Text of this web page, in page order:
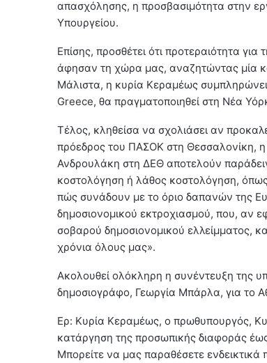
απασχόλησης, η προσβασιμότητα στην
Υπουργείου.
Επίσης, προσθέτει ότι προτεραιότητα
άφησαν τη χώρα μας, αναζητώντας μία
Μάλιστα, η κυρία Κεραμέως
Greece, θα πραγματοποιηθεί στη Νέα
Τέλος, κληθείσα να σχολιάσει αν
πρόεδρος του ΠΑΣΟΚ στη Θεσσαλονίκη,
Ανδρουλάκη στη ΔΕΘ αποτελούν
κοστολόγηση ή λάθος κοστολόγηση,
πώς συνάδουν με το όριο δαπανών της
δημοσιονομικού εκτροχιασμού, που, αν
σοβαρού δημοσιονομικού ελλείμματος,
χρόνια όλους μας».
Ακολουθεί ολόκληρη η συνέντευξη της
δημοσιογράφο, Γεωργία Μπάρλα, για το
Ερ: Κυρία Κεραμέως, ο πρωθυπουργός,
κατάργηση της προσωπικής διαφοράς
Μπορείτε να μας παραθέσετε